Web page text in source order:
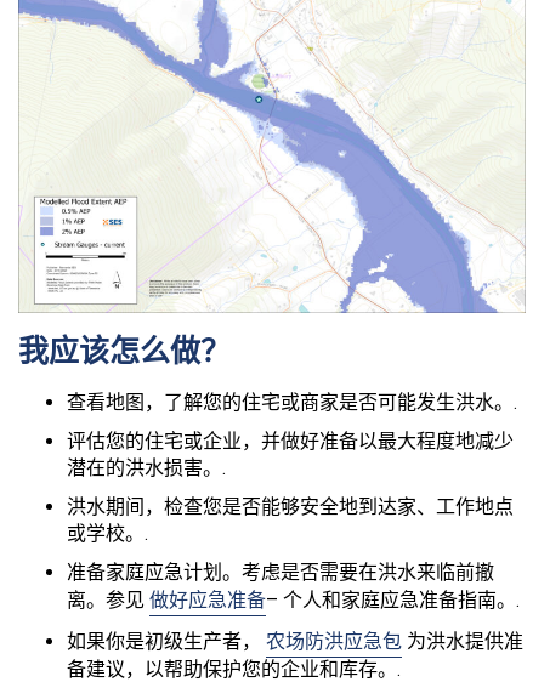
我应该怎么做？
查看地图，了解您的住宅或商家是否可能发生洪水。.
评估您的住宅或企业，并做好准备以最大程度地减少
潜在的洪水损害。.
洪水期间，检查您是否能够安全地到达家、工作地点
或学校。.
准备家庭应急计划。考虑是否需要在洪水来临前撤
离。参见 做好应急准备– 个人和家庭应急准备指南。.
如果你是初级生产者， 农场防洪应急包 为洪水提供准
备建议，以帮助保护您的企业和库存。.